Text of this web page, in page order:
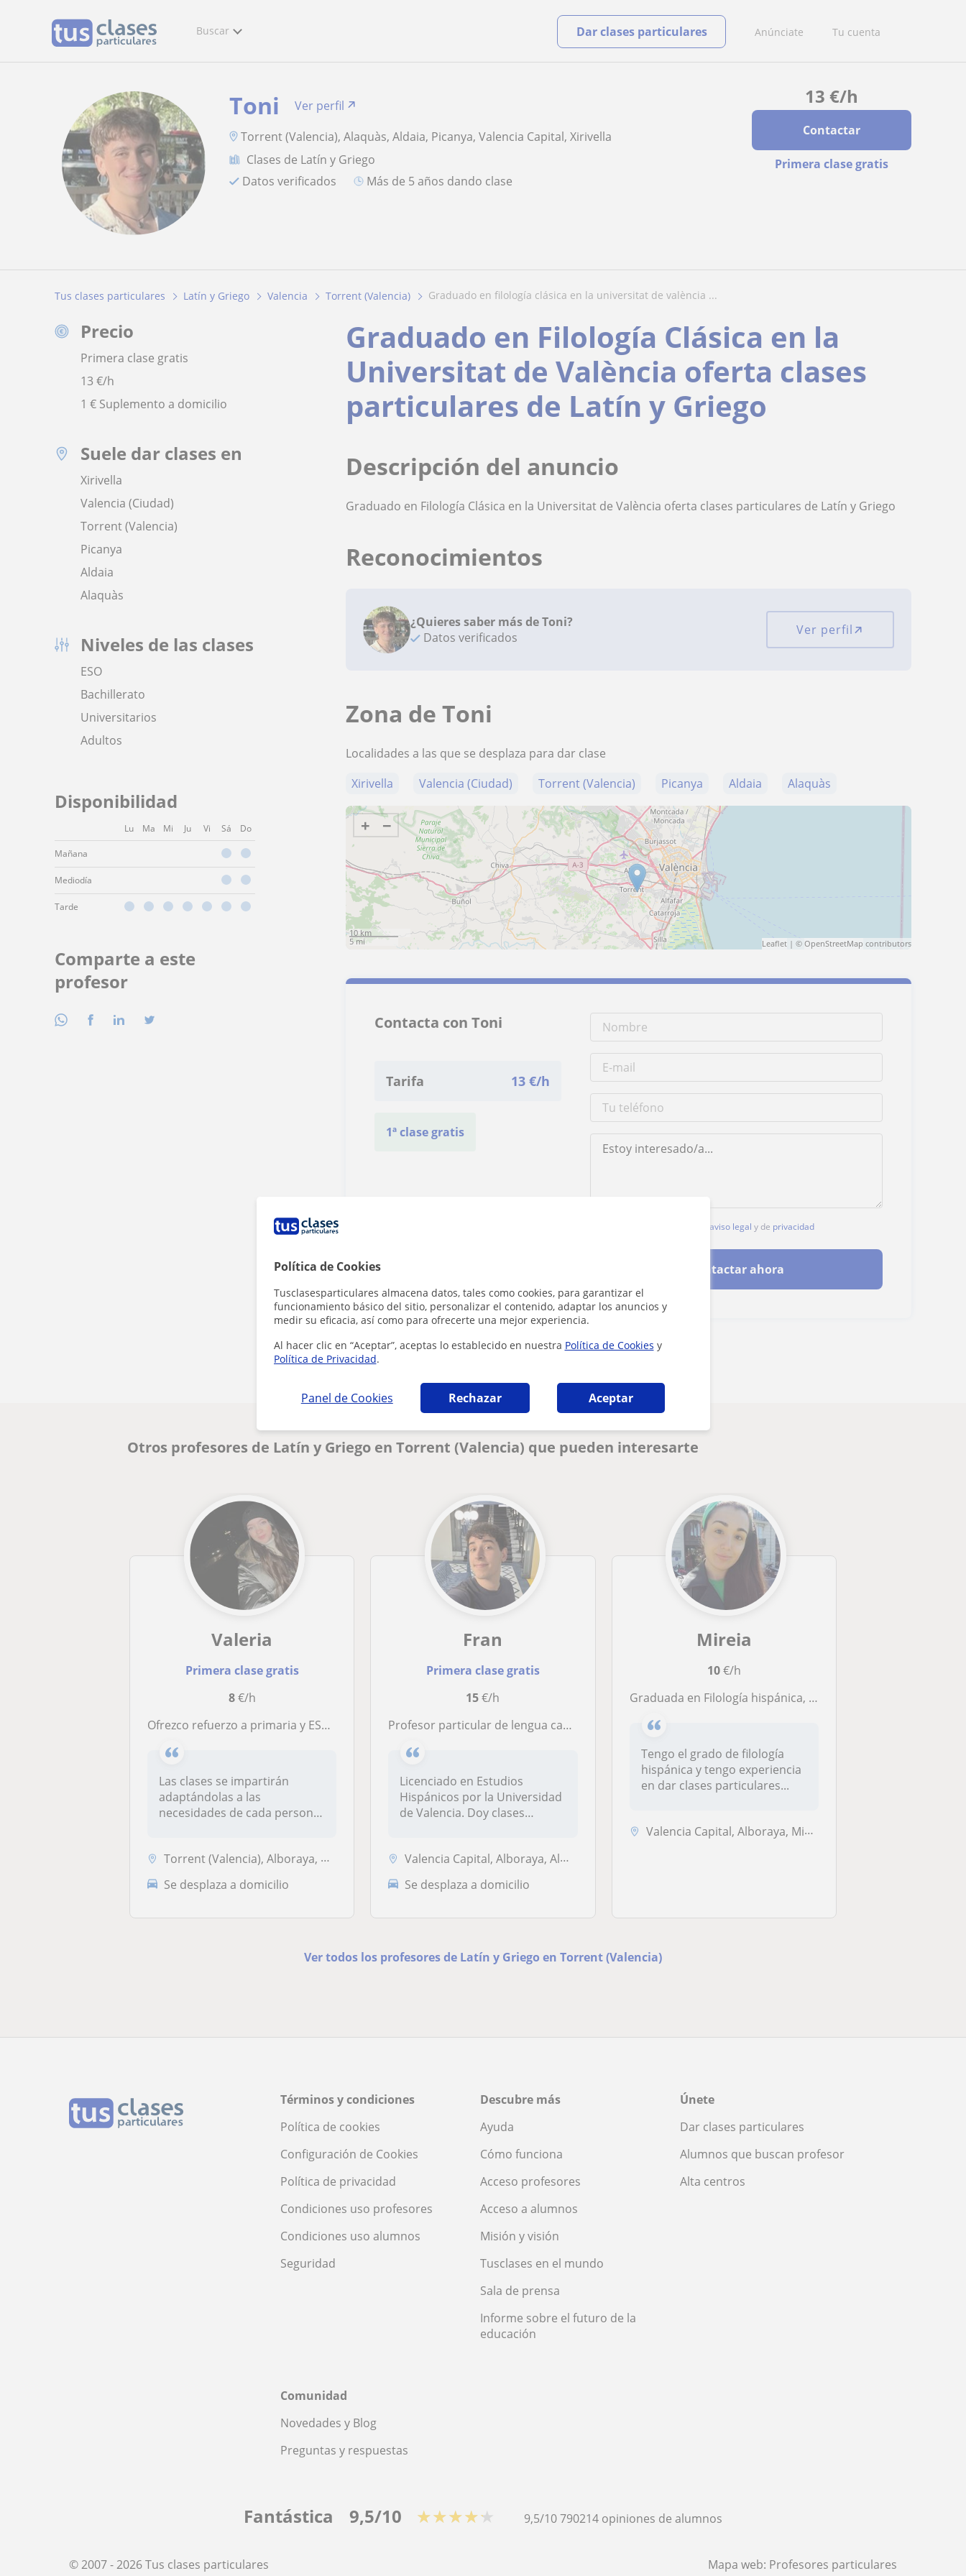
Política de Cookies
Tusclasesparticulares almacena datos, tales como cookies, para garantizar el
funcionamiento básico del sitio, personalizar el contenido, adaptar los anuncios y
medir su eficacia, así como para ofrecerte una mejor experiencia.
Al hacer clic en “Aceptar”, aceptas lo establecido en nuestra Política de Cookies y
Política de Privacidad.
Panel de Cookies Rechazar Aceptar
Buscar Anúnciate Tu cuenta
Dar clases particulares
13 €/h
Contactar
Primera clase gratis
Toni
Ver perfil
Torrent (Valencia), Alaquàs, Aldaia, Picanya, Valencia Capital, Xirivella
Clases de Latín y Griego
Datos verificados
más de 5 años dando clase
Tus clases particulares Latín y Griego Valencia Torrent (Valencia) graduado en filología clásica en la universitat de valència ...
Precio
Primera clase gratis
13 €/h
1 € Suplemento a domicilio
Suele dar clases en
Xirivella
Valencia (Ciudad)
Torrent (Valencia)
Picanya
Aldaia
Alaquàs
Niveles de las clases
ESO
Bachillerato
Universitarios
Adultos
Disponibilidad
Lu Ma Mi Ju Vi Sá Do
Mañana
Mediodía
Tarde
Comparte a este
profesor
Graduado en Filología Clásica en la
Universitat de València oferta clases
particulares de Latín y Griego
Descripción del anuncio
Graduado en Filología Clásica en la Universitat de València oferta clases particulares de Latín y Griego
Reconocimientos
¿Quieres saber más de Toni?
Datos verificados
Ver perfil
Zona de Toni
Localidades a las que se desplaza para dar clase
Xirivella
Valencia (Ciudad) Torrent (Valencia) Picanya Aldaia Alaquàs
+ −
10 km
5 mi
Leaflet| © OpenStreetMap contributors
Contacta con Toni
Tarifa 13 €/h
1ª clase gratis
aviso legal y de privacidad
Contactar ahora
¿Hay algún error en este perfil?Cuéntanos
Otros profesores de Latín y Griego en Torrent (Valencia) que pueden interesarte
Valeria
Primera clase gratis
8€/h
Ofrezco refuerzo a primaria y ESO, pero actualmente estoy finalizando el bachillerato humanístico y también puedo ayudar en latín y griego a nivel de bachiller
Las clases se impartirán
adaptándolas a las
necesidades de cada persona.
Torrent (Valencia), Alboraya, Mislata, Tavernes Blanques, Valencia Cap...
Se desplaza a domicilio
Fran
Primera clase gratis
15€/h
Profesor particular de lengua castellana y literatura, latín y griego en Valencia!
Licenciado en Estudios
Hispánicos por la Universidad
de Valencia. Doy clases
Valencia Capital, Alboraya, Almàssera, Tavernes Blanques
Se desplaza a domicilio
Mireia
10€/h
Graduada en Filología hispánica, conocimientos de castellano, valenciano, francés, latín y griego.
Tengo el grado de filología
hispánica y tengo experiencia
en dar clases particulares...
Valencia Capital, Alboraya, Mislata, Tavernes Blanques
Ver todos los profesores de Latín y Griego en Torrent (Valencia)
Términos y condiciones
Política de cookies
Configuración de Cookies
Política de privacidad
Condiciones uso profesores
Condiciones uso alumnos
Seguridad
Descubre más
Ayuda
Cómo funciona
Acceso profesores
Acceso a alumnos
Misión y visión
Tusclases en el mundo
Sala de prensa
Informe sobre el futuro de la
educación
Únete
Dar clases particulares
Alumnos que buscan profesor
Alta centros
Comunidad
Novedades y Blog
Preguntas y respuestas
Fantástica 9,5/10 ★★★★★ 9,5/10790214 opiniones de alumnos
© 2007 - 2026 Tus clases particulares Mapa web: Profesores particulares